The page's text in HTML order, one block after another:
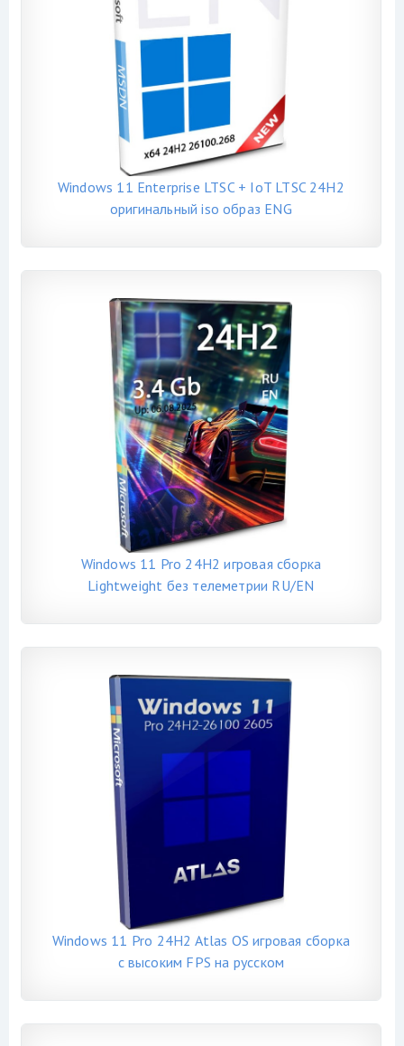
Windows 11 Enterprise LTSC + IoT LTSC 24H2
оригинальный iso образ ENG
Windows 11 Pro 24H2 игровая сборка
Lightweight без телеметрии RU/EN
Windows 11 Pro 24H2 Atlas OS игровая сборка
с высоким FPS на русском